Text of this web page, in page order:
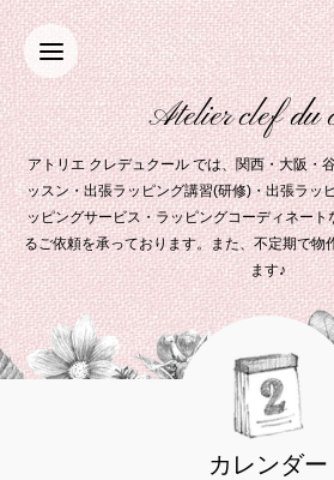
Atelier clef du
アトリエ クレデュクール では、関西・大阪・
ッスン・出張ラッピング講習(研修)・出張ラッ
ッピングサービス・ラッピングコーディネー
るご依頼を承っております。また、不定期で物
ます♪
カレンダー